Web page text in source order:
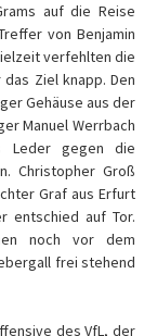
auf die Reise
von Benjamin
verfehlten die
Ziel knapp. Den
Gehäuse aus der
Manuel Werrbach
Leder gegen die
Christopher Groß
Graf aus Erfurt
entschied auf Tor.
noch vor dem
frei stehend
des VfL, der